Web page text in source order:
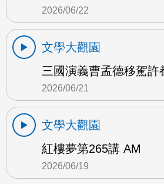
2026/06/22
文學大觀園
三國演義曹孟德移駕許
2026/06/21
文學大觀園
紅樓夢第265講 AM
2026/06/19